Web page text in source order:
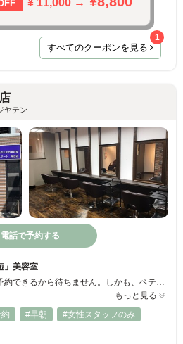
¥ 11,000 →
すべてのクーポンを見る
1
ヤテン
電話で予約する
」美容室
早くてリーズナブルなのに、予約できるから待ちません。しかも、ベテラン美容師から担当を指名料なしで選べ、ナプラのオーガニックな薬剤を使用。だから、育児や仕事等に「忙しいヒト」が気軽に安心して利用でき、｢smartに(賢く)｣キレイをキープできます。店前に、自転車が数台駐輪可能です。
もっと見る
#早朝
#女性スタッフのみ